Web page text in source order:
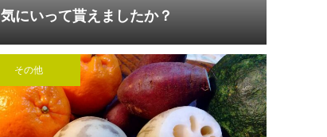
冬の乗鞍岳頂上群
気にいって貰えましたか？
その他